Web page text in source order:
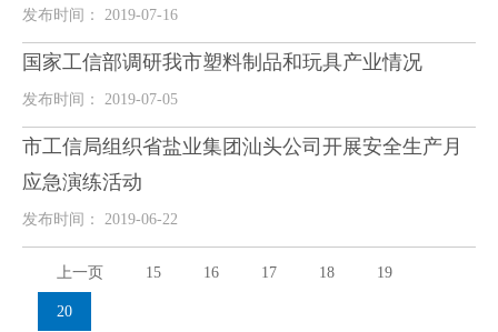
发布时间： 2019-07-16
国家工信部调研我市塑料制品和玩具产业情况
发布时间： 2019-07-05
市工信局组织省盐业集团汕头公司开展安全生产月
应急演练活动
发布时间： 2019-06-22
上一页 15 16 17 18 19
20